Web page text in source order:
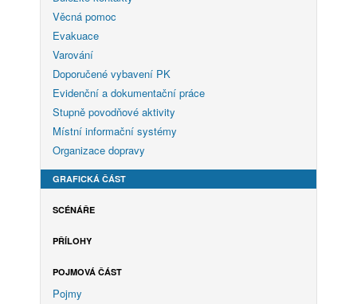
Věcná pomoc
Evakuace
Varování
Doporučené vybavení PK
Evidenční a dokumentační práce
Stupně povodňové aktivity
Místní informační systémy
Organizace dopravy
GRAFICKÁ ČÁST
SCÉNÁŘE
PŘÍLOHY
POJMOVÁ ČÁST
Pojmy